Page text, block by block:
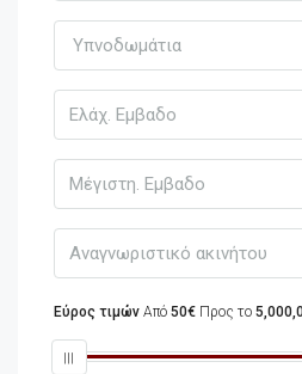
Υπνοδωμάτια
Εύρος τιμών Από 50€ Προς το